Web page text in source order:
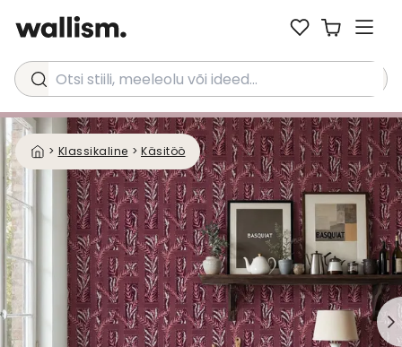
Otsi stiili, meeleolu või ideed...
> Klassikaline > Käsitöö